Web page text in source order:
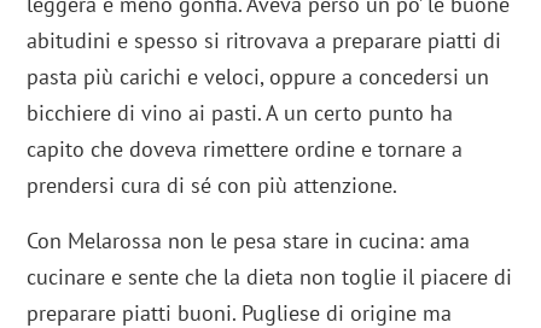
abitudini e spesso si ritrovava a preparare piatti di
pasta più carichi e veloci, oppure a concedersi un
bicchiere di vino ai pasti. A un certo punto ha
capito che doveva rimettere ordine e tornare a
prendersi cura di sé con più attenzione.
Con Melarossa non le pesa stare in cucina: ama
cucinare e sente che la dieta non toglie il piacere di
preparare piatti buoni. Pugliese di origine ma